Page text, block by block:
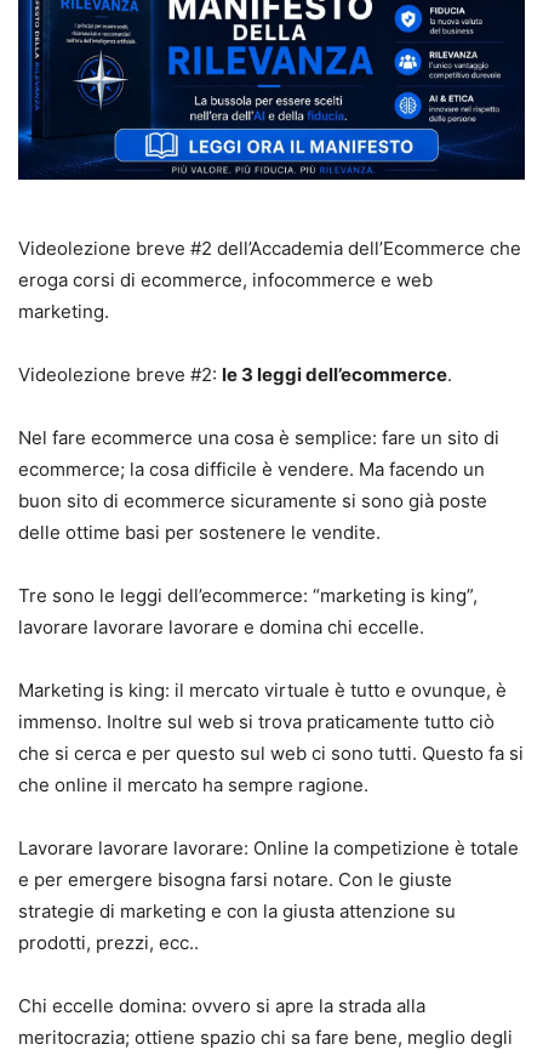
Videolezione breve #2 dell’Accademia dell’Ecommerce che
eroga corsi di ecommerce, infocommerce e web
marketing.
Videolezione breve #2: le 3 leggi dell’ecommerce.
Nel fare ecommerce una cosa è semplice: fare un sito di
ecommerce; la cosa difficile è vendere. Ma facendo un
buon sito di ecommerce sicuramente si sono già poste
delle ottime basi per sostenere le vendite.
Tre sono le leggi dell’ecommerce: “marketing is king”,
lavorare lavorare lavorare e domina chi eccelle.
Marketing is king: il mercato virtuale è tutto e ovunque, è
immenso. Inoltre sul web si trova praticamente tutto ciò
che si cerca e per questo sul web ci sono tutti. Questo fa si
che online il mercato ha sempre ragione.
Lavorare lavorare lavorare: Online la competizione è totale
e per emergere bisogna farsi notare. Con le giuste
strategie di marketing e con la giusta attenzione su
prodotti, prezzi, ecc..
Chi eccelle domina: ovvero si apre la strada alla
meritocrazia; ottiene spazio chi sa fare bene, meglio degli